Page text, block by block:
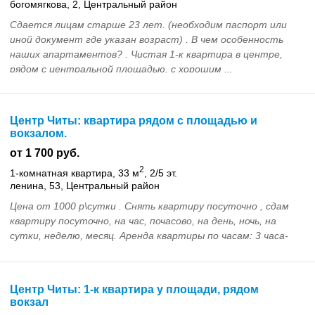
богомягкова, 2, Центральный район
Сдается лицам старше 23 лет. (необходим паспорт или
иной документ где указан возраст) . В чем особенность
наших апартаментов? . Чистая 1-к квартира в центре,
рядом с центральной площадью. с хорошим ...
Центр Читы: квартира рядом с площадью и
вокзалом.
от 1 700 руб.
1-комнатная квартира, 33 м2
, 2/5 эт.
ленина, 53, Центральный район
Цена от 1000 р\сутки . Снять квартиру посуточно , сдам
квартиру посуточно, на час, почасово, на день, ночь, на
сутки, неделю, месяц. Аренда квартиры по часам: 3 часа-
Центр Читы: 1-к квартира у площади, рядом
вокзал